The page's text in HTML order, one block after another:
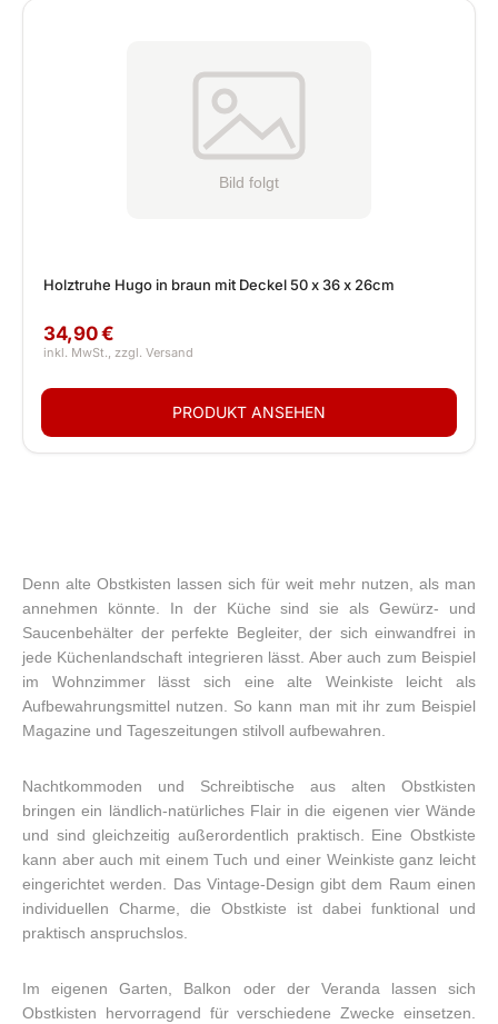
Holztruhe Hugo in braun mit Deckel 50 x 36 x 26cm
34,90 €
Denn alte Obstkisten lassen sich für weit mehr nutzen, als man
annehmen könnte. In der Küche sind sie als Gewürz- und
Saucenbehälter der perfekte Begleiter, der sich einwandfrei in
jede Küchenlandschaft integrieren lässt. Aber auch zum Beispiel
im Wohnzimmer lässt sich eine alte Weinkiste leicht als
Aufbewahrungsmittel nutzen. So kann man mit ihr zum Beispiel
Magazine und Tageszeitungen stilvoll aufbewahren.
Nachtkommoden und Schreibtische aus alten Obstkisten
bringen ein ländlich-natürliches Flair in die eigenen vier Wände
und sind gleichzeitig außerordentlich praktisch. Eine Obstkiste
kann aber auch mit einem Tuch und einer Weinkiste ganz leicht
eingerichtet werden. Das Vintage-Design gibt dem Raum einen
individuellen Charme, die Obstkiste ist dabei funktional und
praktisch anspruchslos.
Im eigenen Garten, Balkon oder der Veranda lassen sich
Obstkisten hervorragend für verschiedene Zwecke einsetzen.